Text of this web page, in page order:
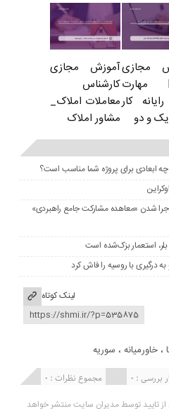
مجازی
ICDL مهارت
کار
و دو
آموزش مجازی
کارشناس
معاملات املاک_
مشاور املاک
چه ابعادی برای پروژه شما مناسب است؟
شدن «معاهده مشارکت جامع راهبردی»
استعمار بزک‌شده است
درگیری با روسیه را فاش کرد
لینک کوتاه
،خاورمیانه ، سوریه
مجموع نظرات : 0 بررسی : 0
تایید توسط مدیران سایت منتشر خواهد